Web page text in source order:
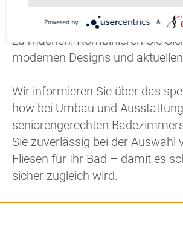
das dazu beiträgt, Ihr Bad nicht
sondern auch zu einer wahren
zu machen. Kombinieren Sie
modernen Designs und
Wir informieren Sie über das
how bei Umbau und
seniorengerechten
Sie zuverlässig bei der Auswahl
Fliesen für Ihr Bad – damit es
sicher zugleich wird.
Powered by &